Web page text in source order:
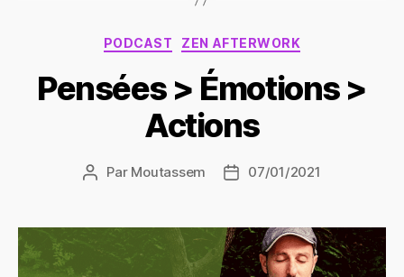
Catégories
PODCAST ZEN AFTERWORK
Pensées > Émotions >
Actions
Auteur
Par Moutassem
Date07/01/2021